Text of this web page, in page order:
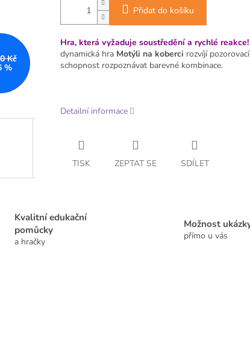
Kč
%
Přidat do košíku
Hra, která vyžaduje soustředění a rychlé reakce!
dynamická hra Motýli na koberci rozvíjí
schopnost rozpoznávat barevné kombinace.
Detailní informace
TISK ZEPTAT SE SDÍLET
Kvalitní edukační
pomůcky
a hračky
Možnost
přímo u vás